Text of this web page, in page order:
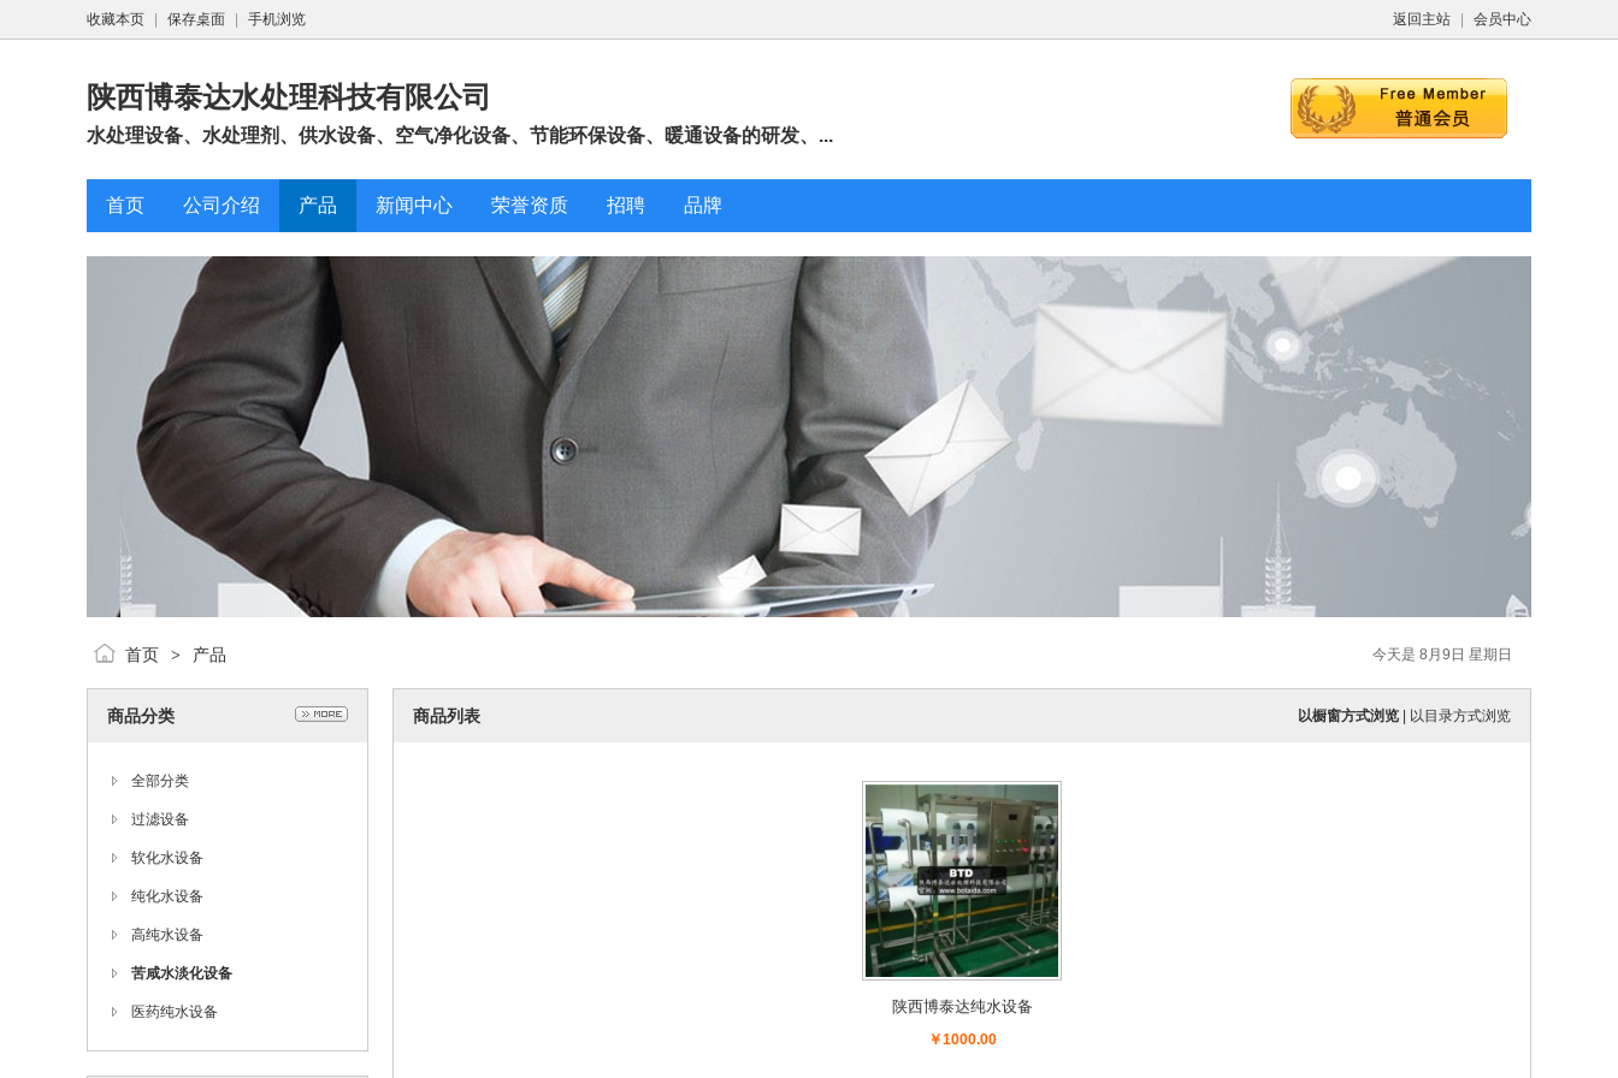
返回主站 会员中心
收藏本页 保存桌面 手机浏览
陕西博泰达水处理科技有限公司
水处理设备、水处理剂、供水设备、空气净化设备、节能环保设备、暖通设备的研发、...
首页 公司介绍 产品 新闻中心 荣誉资质 招聘 品牌
今天是 8月9日 星期日
首页 > 产品
商品分类
全部分类
过滤设备
软化水设备
纯化水设备
高纯水设备
苦咸水淡化设备
医药纯水设备
以橱窗方式浏览 以目录方式浏览
商品列表
陕西博泰达纯水设备
￥1000.00